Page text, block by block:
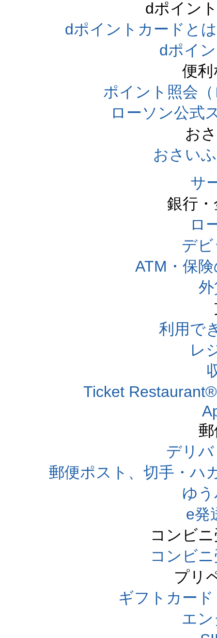
dポイン
dポイントカードと
dポイ
便
ポイント照会
ローソン公式
お
おさい
サ
銀行
ロ
デ
ATM・保
利用で
レ
Ticket
デリ
郵便ポスト、切手・ハ
ゆ
e発
コンビ
コンビ
プリ
ギフトカー
エ